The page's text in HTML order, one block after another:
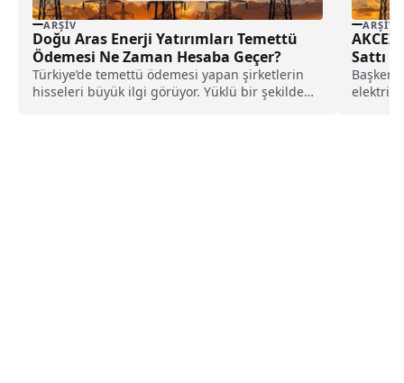
ARŞIV
Doğu Aras Enerji Yatırımları Temettü
Ödemesi Ne Zaman Hesaba Geçer?
Türkiye’de temettü ödemesi yapan şirketlerin
hisseleri büyük ilgi görüyor. Yüklü bir şekilde
ARŞIV
Sattı
elektrik